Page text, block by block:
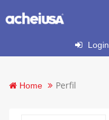
Login
Home Perfil